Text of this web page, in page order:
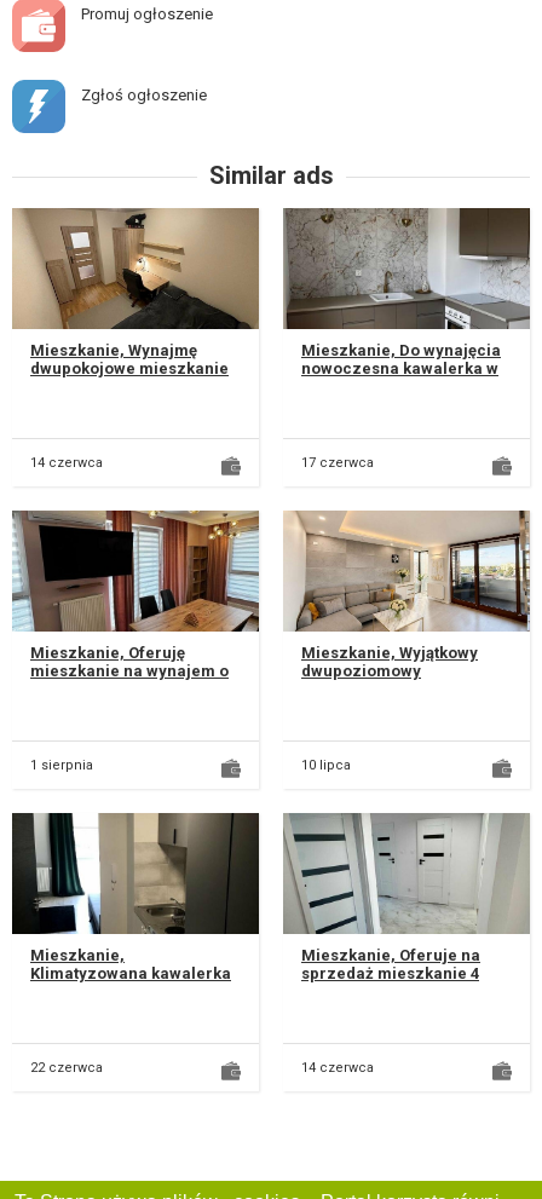
Promuj ogłoszenie
Zgłoś ogłoszenie
Similar ads
Mieszkanie, Wynajmę
dwupokojowe mieszkanie
14 czerwca
Mieszkanie, Do wynajęcia
nowoczesna kawalerka w
17 czerwca
Mieszkanie, Oferuję
mieszkanie na wynajem o
1 sierpnia
Mieszkanie, Wyjątkowy
dwupoziomowy
10 lipca
Mieszkanie,
Klimatyzowana kawalerka
22 czerwca
Mieszkanie, Oferuje na
sprzedaż mieszkanie 4
14 czerwca